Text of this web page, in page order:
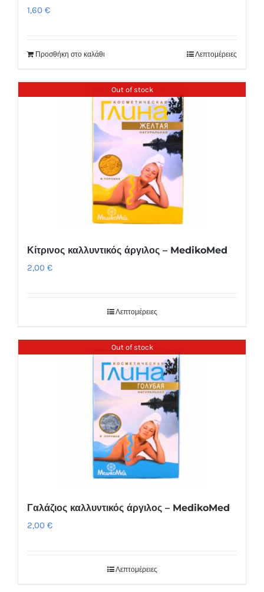
1,60 €
Προσθήκη στο καλάθι Λεπτομέρειες
Out of stock
Κίτρινος καλλυντικός άργιλος – MedikoMed
2,00 €
Λεπτομέρειες
Out of stock
Γαλάζιος καλλυντικός άργιλος – MedikoMed
2,00 €
Λεπτομέρειες